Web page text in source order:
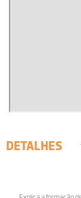
DETALHES